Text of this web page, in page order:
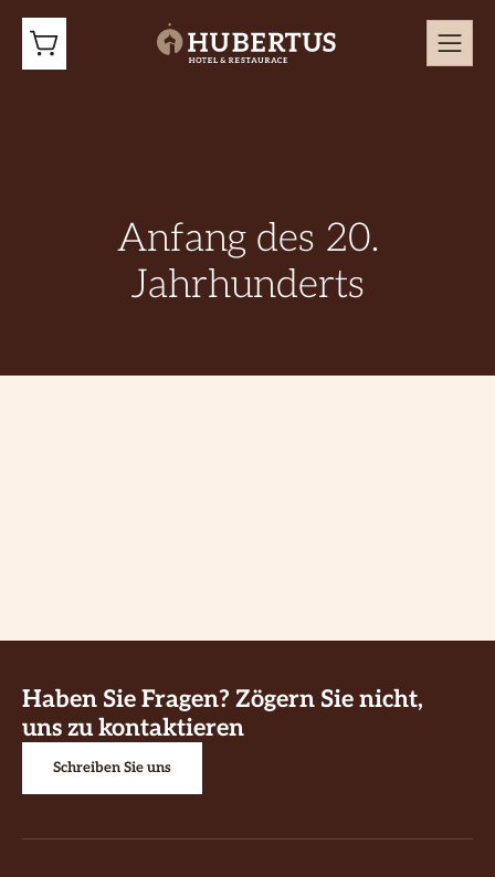
Anfang des 20.
Jahrhunderts
Haben Sie Fragen? Zögern Sie nicht,
uns zu kontaktieren
Schreiben Sie uns